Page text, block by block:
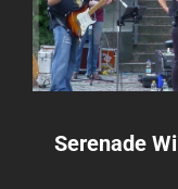
Serenade